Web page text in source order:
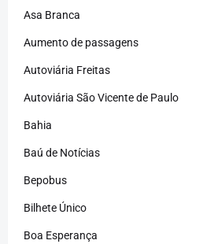
Asa Branca
Aumento de passagens
Autoviária Freitas
Autoviária São Vicente de Paulo
Bahia
Baú de Notícias
Bepobus
Bilhete Único
Boa Esperança